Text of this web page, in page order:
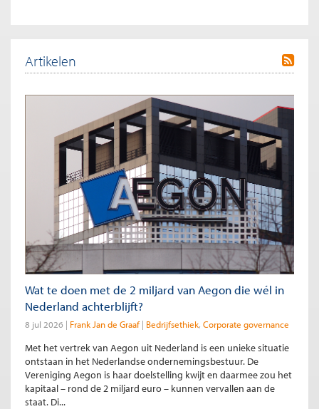
Artikelen
Wat te doen met de 2 miljard van Aegon die wél in
Nederland achterblijft?
8 jul 2026 Frank Jan de Graaf Bedrijfsethiek Corporate governance
Met het vertrek van Aegon uit Nederland is een unieke situatie
ontstaan in het Nederlandse ondernemingsbestuur. De
Vereniging Aegon is haar doelstelling kwijt en daarmee zou het
kapitaal – rond de 2 miljard euro – kunnen vervallen aan de
staat. Di...